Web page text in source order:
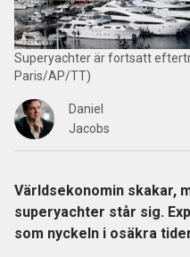
Superyachter är fortsatt
Paris/AP/TT)
Daniel
Jacobs
Världsekonomin skakar,
superyachter står sig.
som nyckeln i osäkra